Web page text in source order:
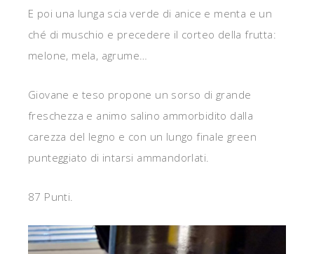
E poi una lunga scia verde di anice e menta e un
ché di muschio e precedere il corteo della frutta:
melone, mela, agrume…
Giovane e teso propone un sorso di grande
freschezza e animo salino ammorbidito dalla
carezza del legno e con un lungo finale green
punteggiato di intarsi ammandorlati.
87 Punti.